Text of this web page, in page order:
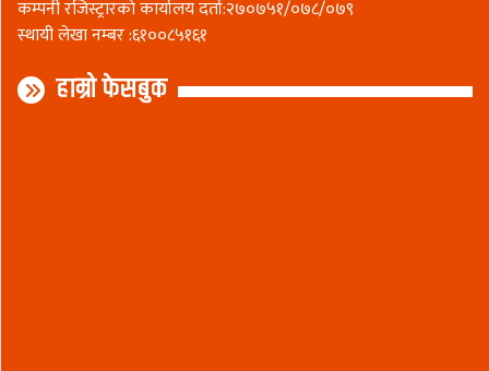
कम्पनी रजिस्ट्रारकाे कार्यालय दर्ता:२७०७५१/०७८/०७९
स्थायी लेखा नम्बर :६१००८५१६१
हाम्रो फेसबुक